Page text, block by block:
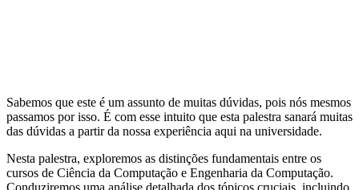
Sabemos que este é um assunto de muitas dúvidas, pois nós mesmos
passamos por isso. É com esse intuito que esta palestra sanará muitas
das dúvidas a partir da nossa experiência aqui na universidade.
Nesta palestra, exploremos as distinções fundamentais entre os
cursos de Ciência da Computação e Engenharia da Computação.
Conduziremos uma análise detalhada dos tópicos cruciais, incluindo